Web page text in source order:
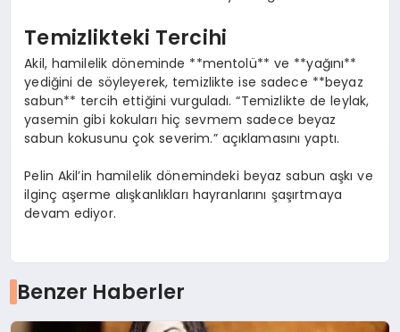
Temizlikteki Tercihi
Akil, hamilelik döneminde **mentolü** ve **yağını**
yediğini de söyleyerek, temizlikte ise sadece **beyaz
sabun** tercih ettiğini vurguladı. “Temizlikte de leylak,
yasemin gibi kokuları hiç sevmem sadece beyaz
sabun kokusunu çok severim.” açıklamasını yaptı.
Pelin Akil’in hamilelik dönemindeki beyaz sabun aşkı ve
ilginç aşerme alışkanlıkları hayranlarını şaşırtmaya
devam ediyor.
Benzer Haberler